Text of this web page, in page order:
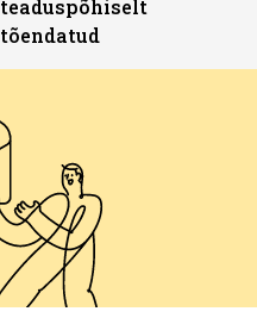
teaduspõhiselt
tõendatud